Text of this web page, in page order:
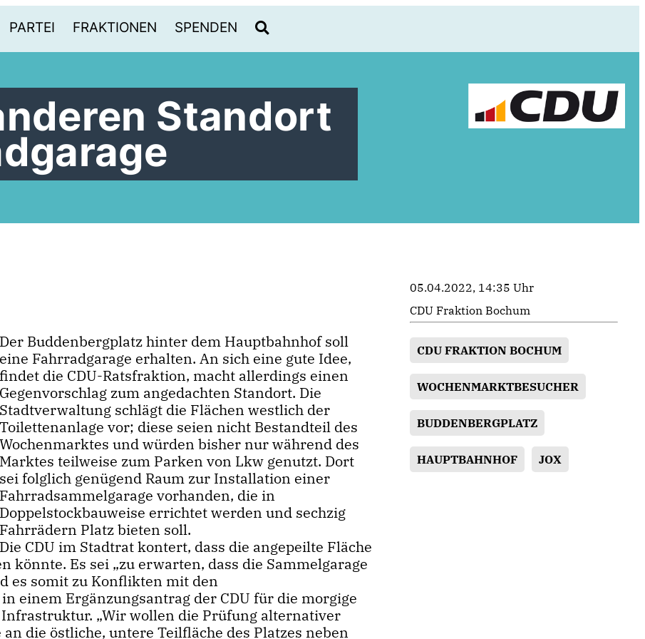
PARTEI FRAKTIONEN SPENDEN
Standort
Der Buddenbergplatz hinter dem Hauptbahnhof soll
eine Fahrradgarage erhalten. An sich eine gute Idee,
findet die CDU-Ratsfraktion, macht allerdings einen
Gegenvorschlag zum angedachten Standort. Die
Stadtverwaltung schlägt die Flächen westlich der
Toilettenanlage vor; diese seien nicht Bestandteil des
Wochenmarktes und würden bisher nur während des
Marktes teilweise zum Parken von Lkw genutzt. Dort
sei folglich genügend Raum zur Installation einer
Fahrradsammelgarage vorhanden, die in
Doppelstockbauweise errichtet werden und sechzig
Fahrrädern Platz bieten soll.
Die CDU im Stadtrat kontert, dass die angepeilte Fläche
Es sei „zu erwarten, dass die Sammelgarage
es somit zu Konflikten mit den
einem Ergänzungsantrag der CDU für die morgige
„Wir wollen die Prüfung alternativer
die östliche, untere Teilfläche des Platzes neben
05.04.2022, 14:35 Uhr
CDU Fraktion Bochum
CDU FRAKTION BOCHUM
WOCHENMARKTBESUCHER
BUDDENBERGPLATZ
HAUPTBAHNHOF JOX